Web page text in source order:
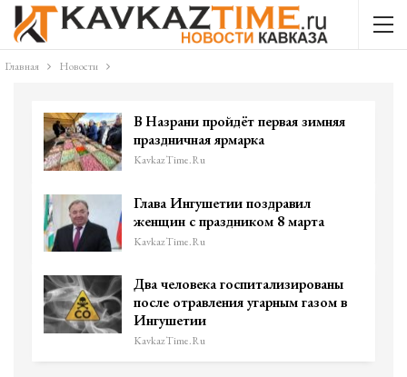
Главная Новости
В Назрани пройдёт первая зимняя
праздничная ярмарка
KavkazTime.ru
Глава Ингушетии поздравил
женщин с праздником 8 марта
KavkazTime.ru
Два человека госпитализированы
после отравления угарным газом в
Ингушетии
KavkazTime.ru